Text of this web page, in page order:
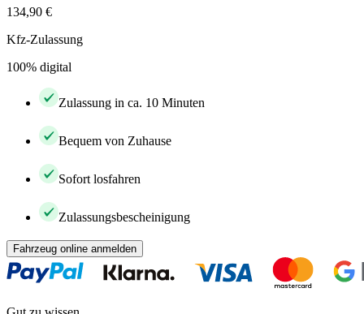
134,90 €
Kfz-Zulassung
100% digital
Zulassung in ca. 10 Minuten
Bequem von Zuhause
Sofort losfahren
Zulassungsbescheinigung
Fahrzeug online anmelden